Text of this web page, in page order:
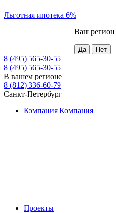
Льготная ипотека 6%
Ваш регион
8 (495) 565-30-55
8 (495) 565-30-55
В вашем регионе
8 (812) 336-60-79
Санкт-Петербург
Компания Компания
Проекты